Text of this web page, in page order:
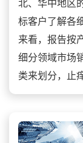
北、华中地区
标客户了解各
来看，报告按
细分领域市场
类来划分，止